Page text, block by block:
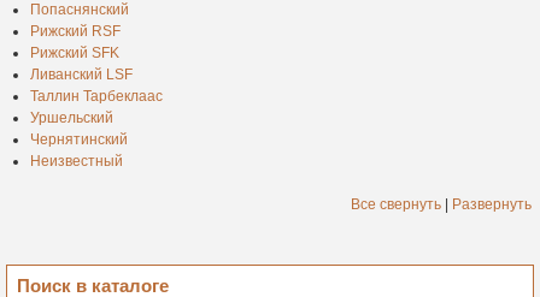
Попаснянский
Рижский RSF
Рижский SFK
Ливанский LSF
Таллин Тарбеклаас
Уршельский
Чернятинский
Неизвестный
Все свернуть Развернуть
Поиск в каталоге